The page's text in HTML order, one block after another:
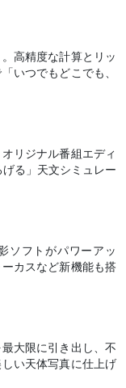
高精度な計算とリッ
いつでもどこでも、
リジナル番組エディ
る」天文シミュレー
ソフトがパワーアッ
カスなど新機能も搭
大限に引き出し、不
い天体写真に仕上げ